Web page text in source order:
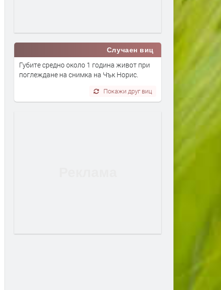
Случаен виц
Губите средно около 1 година живот при
поглеждане на снимка на Чък Норис.
Покажи друг виц